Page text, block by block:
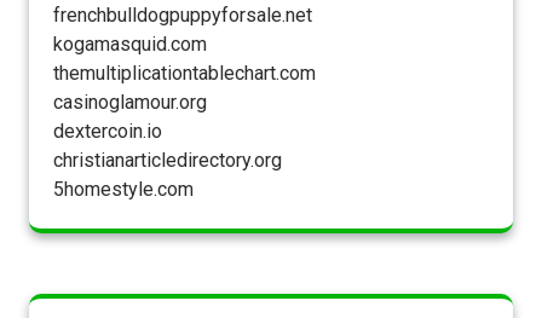
frenchbulldogpuppyforsale.net
kogamasquid.com
themultiplicationtablechart.com
casinoglamour.org
dextercoin.io
christianarticledirectory.org
5homestyle.com